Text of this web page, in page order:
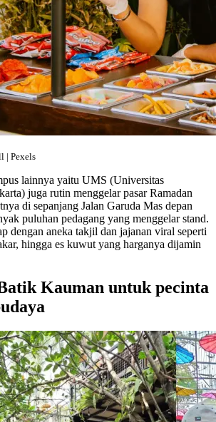
| Pexels
lainnya yaitu UMS (Universitas
juga rutin menggelar pasar Ramadan
di sepanjang Jalan Garuda Mas depan
puluhan pedagang yang menggelar stand.
dengan aneka takjil dan jajanan viral seperti
hingga es kuwut yang harganya dijamin
Kauman untuk pecinta